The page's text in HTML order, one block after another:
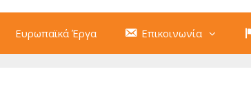
Ευρωπαϊκά Έργα Επικοινωνία